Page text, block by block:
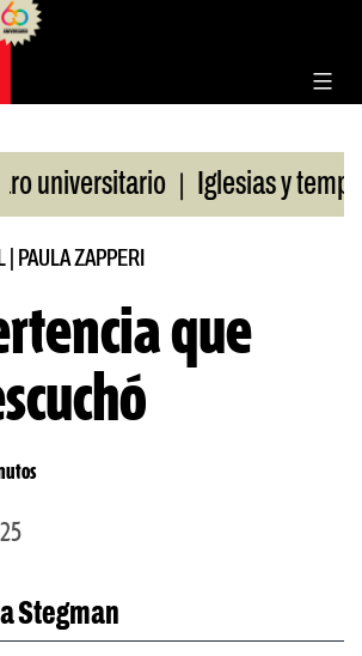
| Iglesias y templos
PAULA ZAPPERI
que
Stegman